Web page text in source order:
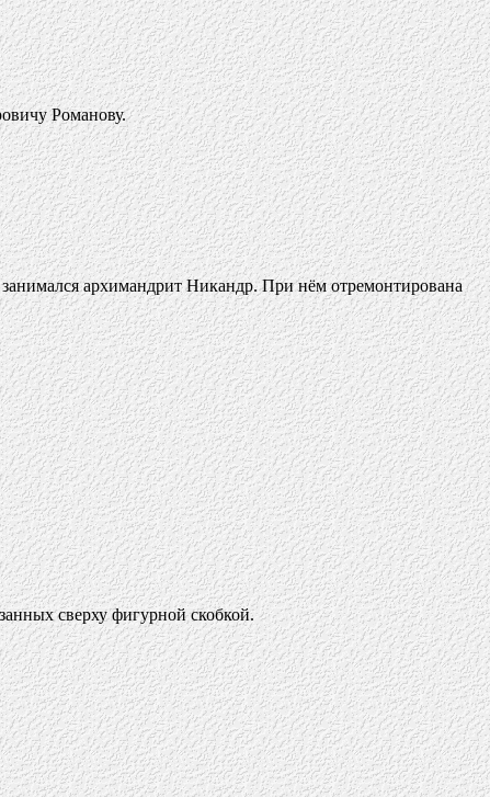
Романову.
архимандрит Никандр. При нём отремонтирована
сверху фигурной скобкой.